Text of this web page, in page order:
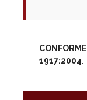
1917:2004